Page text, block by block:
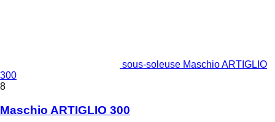
sous-soleuse Maschio ARTIGLIO
300
8
Maschio ARTIGLIO 300